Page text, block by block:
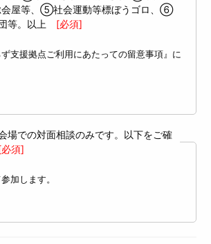
屋等、⑤社会運動等標ぼうゴロ、⑥
等。以上[必須]
ず支援拠点ご利用にあたっての留意事項』に
場での対面相談のみです。以下をご確
須]
加します。